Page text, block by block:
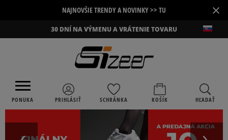
NAJNOVŠIE TRENDY A NOVINKY >> TU ×
30 DNÍ NA VÝMENU A VRÁTENIE TOVARU
PONUKA PRIHLÁSIŤ SCHRÁNKA KOŠÍK HĽADAŤ